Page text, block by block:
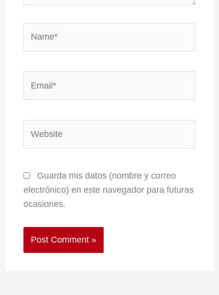
Guarda mis datos (nombre y correo
electrónico) en este navegador para futuras
ocasiones.